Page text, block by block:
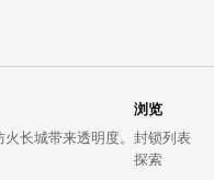
长城带来透明度。
浏览
封锁列表
探索